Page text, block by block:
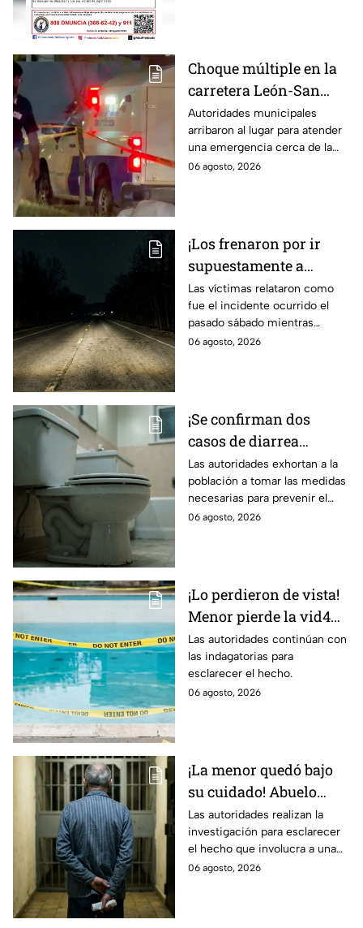
Choque múltiple en la
carretera León-San
Francisco del Rincón;
deja una persona sin
vid4
Autoridades municipales
arribaron al lugar para atender
una emergencia cerca de la
comunidad de La Mora.
06 agosto, 2026
¡Los frenaron por ir
supuestamente a
exceso de velocidad!
Peregrinos de Nuevo
Laredo relatan cómo
fueron asaltados en
Las víctimas relataron como
fue el incidente ocurrido el
pasado sábado mientras
regresaban de la Ciudad de
06 agosto, 2026
¡Se confirman dos
casos de diarrea
3xplosiva en el Bajío!
Estas son las medidas
para evitar el contagio
Las autoridades exhortan a la
población a tomar las medidas
necesarias para prevenir el
contagio.
06 agosto, 2026
¡Lo perdieron de vista!
Menor pierde la vid4
en plena reunión
familiar; fue localizado
en la alberca
Las autoridades continúan con
las indagatorias para
esclarecer el hecho.
06 agosto, 2026
¡La menor quedó bajo
su cuidado! Abuelo
termina en prisión
preventiva; ¿qué
sucedió?
Las autoridades realizan la
investigación para esclarecer
el hecho que involucra a una
menor de edad.
06 agosto, 2026